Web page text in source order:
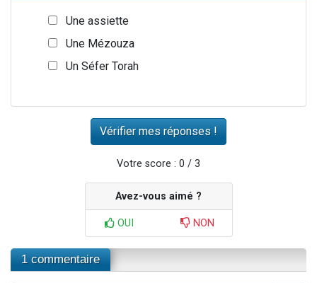
Une assiette
Une Mézouza
Un Séfer Torah
Votre score : 0 / 3
Avez-vous aimé ?
OUI NON
1 commentaire